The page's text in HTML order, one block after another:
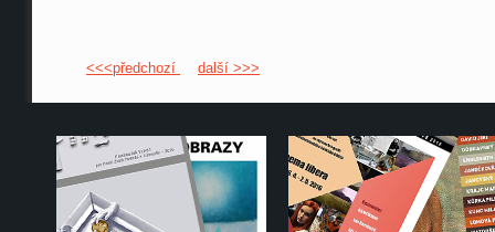
<<<předchozí další >>>